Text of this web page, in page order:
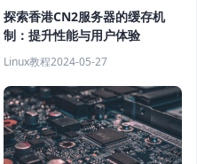
探索香港CN2服务器的缓存机
制：提升性能与用户体验
Linux教程2024-05-27